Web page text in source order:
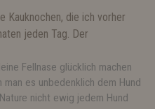
Kauknochen, die ich vorher
jeden Tag. Der
Fellnase glücklich machen
es unbedenklich dem Hund
nicht ewig jedem Hund